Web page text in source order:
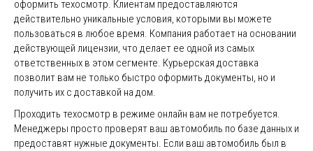
оформить техосмотр. Клиентам предоставляются
действительно уникальные условия, которыми вы можете
пользоваться в любое время. Компания работает на основании
действующей лицензии, что делает ее одной из самых
ответственных в этом сегменте. Курьерская доставка
позволит вам не только быстро оформить документы, но и
получить их с доставкой на дом.
Проходить техосмотр в режиме онлайн вам не потребуется.
Менеджеры просто проверят ваш автомобиль по базе данных и
предоставят нужные документы. Если ваш автомобиль был в